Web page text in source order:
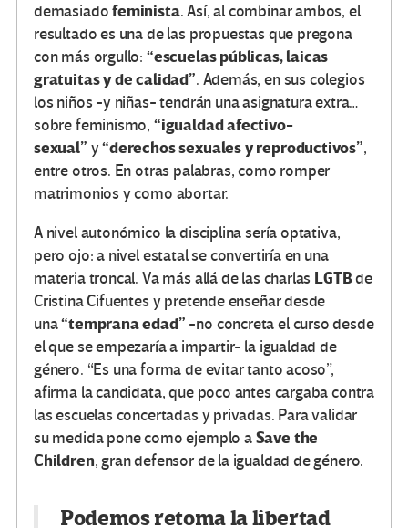
demasiadofeminista. Así, al combinar ambos, el
resultado es una de las propuestas que pregona
con más orgullo: “escuelas públicas, laicas
gratuitas y de calidad”. Además, en sus colegios
los niños -y niñas- tendrán una asignatura extra…
sobre feminismo, “igualdad afectivo-
sexual” y“derechos sexuales y reproductivos”,
entre otros. En otras palabras, como romper
matrimonios y como abortar.
A nivel autonómico la disciplina sería optativa,
pero ojo: a nivel estatal se convertiría en una
materia troncal. Va más allá de las charlas LGTBde
Cristina Cifuentes y pretende enseñar desde
una“temprana edad” -no concreta el curso desde
el que se empezaría a impartir- la igualdad de
género. “Es una forma de evitar tanto acoso”,
afirma la candidata, que poco antes cargaba contra
las escuelas concertadas y privadas. Para validar
su medida pone como ejemplo aSave the
Children, gran defensor de la igualdad de género.
Podemos retoma la libertad